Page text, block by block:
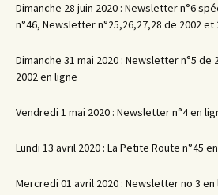
Dimanche 28 juin 2020 : Newsletter n°6
n°46, Newsletter n°25,26,27,28 de 2002 et
Dimanche 31 mai 2020 : Newsletter n°5 de
2002 en ligne
Vendredi 1 mai 2020 : Newsletter n°4 en
Lundi 13 avril 2020 : La Petite Route n°45
Mercredi 01 avril 2020 : Newsletter no 3 en